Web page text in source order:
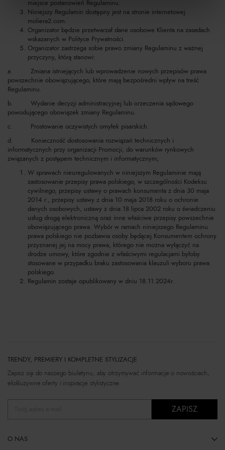
miejsce postanowień Regulaminu.
Niniejszy Regulamin dostępny jest na stronie internetowej
moliera2.com.
Organizator będzie przetwarzał dane osobowe Klienta na zasadach
wskazanych w Polityce Prywatności.
Organizator zastrzega sobie prawo zmiany Regulaminu z ważnej
przyczyny, którą stanowi:
a. Zmiana istniejących lub wprowadzenie nowych przepisów prawa
powszechnie obowiązującego, które mają bezpośredni wpływ na treść
Regulaminu.
b. Wydanie decyzji administracyjnej lub orzeczenia sądowego
powodującego obowiązek zmiany Regulaminu.
c. Prostowanie oczywistych omyłek pisarskich.
d. Konieczność dostosowania rozwiązań technicznych i
informatycznych przy organizacji Promocji, do warunków rynkowych
związanych z postępem technicznym i informatycznym;
W sprawach nieuregulowanych w niniejszym Regulaminie mają
zastosowanie przepisy prawa polskiego, w szczególności Kodeksu
cywilnego, przepisy ustawy o prawach konsumenta z dnia 30 maja
2014 r., przepisy ustawy z dnia 10 maja 2018 roku o ochronie
danych osobowych, ustawy z dnia 18 lipca 2002 roku o świadczeniu
usług drogą elektroniczną oraz inne właściwe przepisy powszechnie
obowiązującego prawa. Wybór w ramach niniejszego Regulaminu
prawa polskiego nie pozbawia osoby będącej Konsumentem ochrony
przyznanej jej na mocy prawa, którego nie można wyłączyć na
drodze umowy, które zgodnie z właściwymi regulacjami byłoby
stosowane w przypadku braku zastosowania klauzuli wyboru prawa
polskiego.
Regulamin zostaje opublikowany w dniu 18.11.2024r.
TRENDY, PREMIERY I KOMPLETNE STYLIZACJE
Zapisz się do naszego biuletynu, aby otrzymywać informacje o nowościach,
ekskluzywne oferty i inspiracje stylistyczne.
ZAPISZ
O NAS